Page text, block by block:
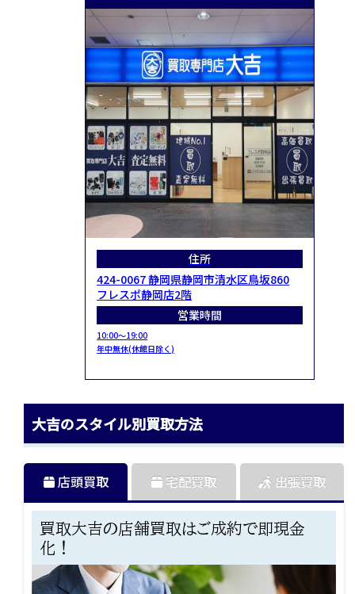
住所
424-0067 静岡県静岡市清水区鳥坂860
フレスポ静岡店2階
営業時間
10:00～19:00
年中無休(休館日除く)
大吉のスタイル別買取方法
店頭買取
買取大吉の店舗買取はご成約で即現金
化！
宅配買取 出張買取